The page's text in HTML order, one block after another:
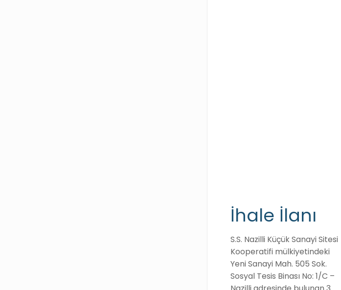
İhale İlanı
S.S. Nazilli Küçük Sanayi Sitesi
Kooperatifi mülkiyetindeki
Yeni Sanayi Mah. 505 Sok.
Sosyal Tesis Binası No: 1/C –